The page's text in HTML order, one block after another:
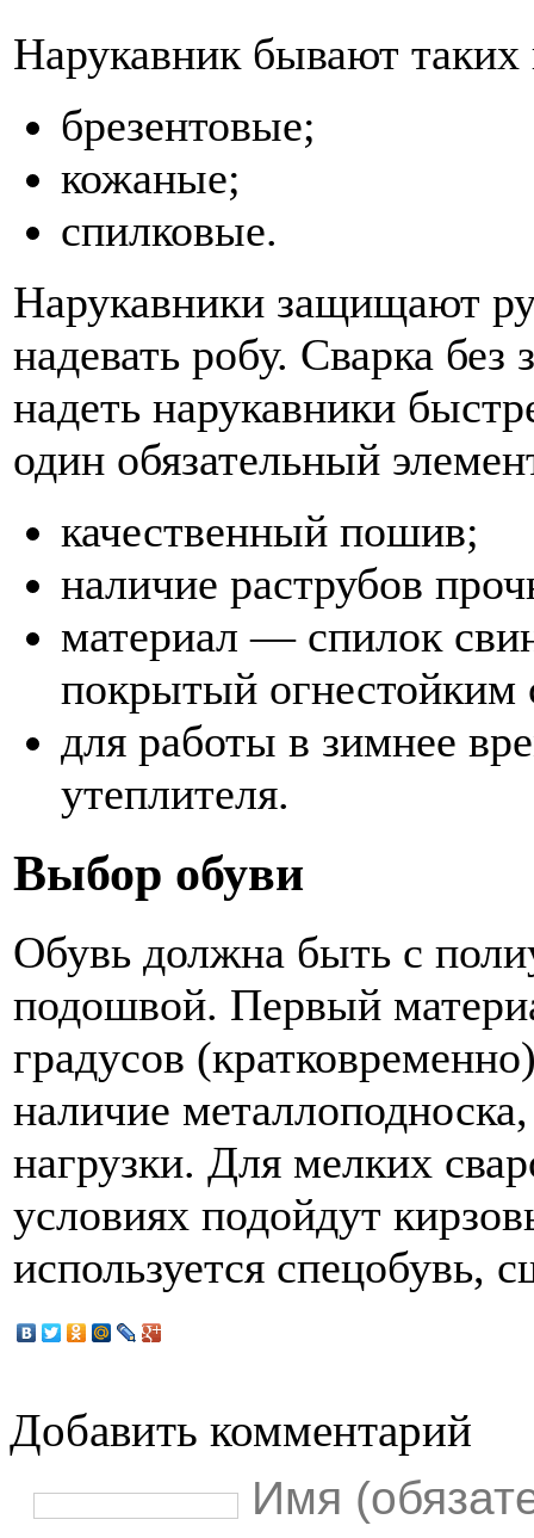
Нарукавник бывают таких
брезентовые;
кожаные;
спилковые.
Нарукавники защищают
надевать робу. Сварка
надеть нарукавники
один обязательный
качественный пошив;
наличие раструбов
материал — спилок
покрытый огнестойким
для работы в зимнее
утеплителя.
Выбор обуви
Обувь должна быть с
подошвой. Первый
градусов
наличие
нагрузки. Для мелких
условиях подойдут
используется спецобувь,
Добавить комментарий
Имя